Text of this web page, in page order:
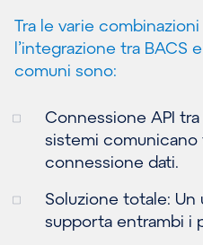
Tra le varie
l’integrazione tra BACS
comuni sono:
Connessione API tra
sistemi comunicano
connessione dati.
Soluzione totale:
supporta entrambi i